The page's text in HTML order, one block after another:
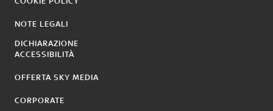
NOTE LEGALI
DICHIARAZIONE
ACCESSIBILITÀ
OFFERTA SKY MEDIA
CORPORATE